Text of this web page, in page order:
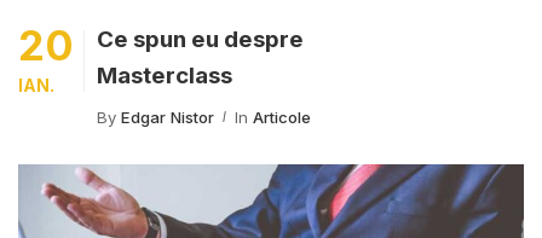
20
IAN.
Ce spun eu despre
Masterclass
By Edgar Nistor In Articole